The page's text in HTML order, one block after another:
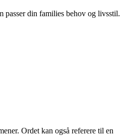
passer din families behov og livsstil.
Ordet kan også referere til en